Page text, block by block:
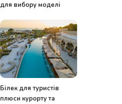
для вибору моделі
Білек для туристів
плюси курорту та